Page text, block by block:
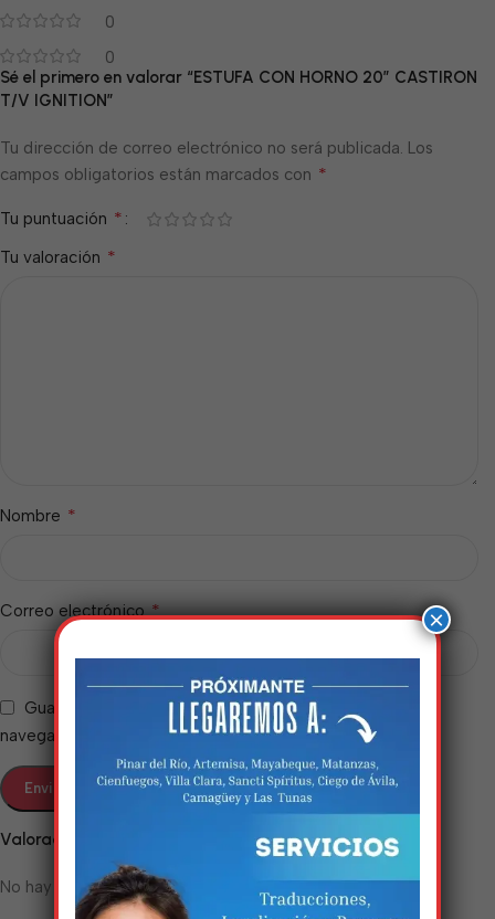
0
0
Valoraciones
No hay valoraciones aún.
Sé el primero en valorar “ESTUFA CON HORNO 20″ CASTIRON
T/V IGNITION”
Tu dirección de correo electrónico no será publicada. Los
campos obligatorios están marcados con *
Tu puntuación *
Tu valoración *
Nombre *
Correo electrónico*
Guarda mi nombre, correo electrónico y web en este
navegador para la próxima vez que comente.
×
Estamos trabalhando
nisso!
Em breve, esta página estará
disponível com novidades